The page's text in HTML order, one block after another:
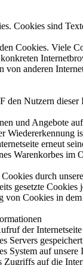
Cookies sind
Cookies. Viele
anderen
den Nutzern
und Angebote
Wiedererkennung
erneut
Warenkorbes
durch
gesetzte
von Cookies in
der
Servers
System auf
auf die